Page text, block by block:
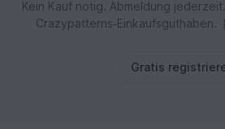
Kein Kauf nötig. Abmeldung
Crazypatterns‑Einkaufsguthaben.
Gratis